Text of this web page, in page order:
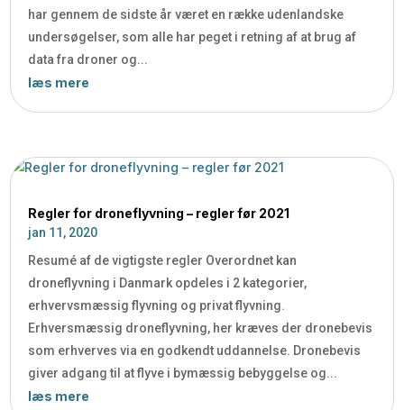
har gennem de sidste år været en række udenlandske
undersøgelser, som alle har peget i retning af at brug af
data fra droner og...
læs mere
Regler for droneflyvning – regler før 2021
jan 11, 2020
Resumé af de vigtigste regler Overordnet kan
droneflyvning i Danmark opdeles i 2 kategorier,
erhvervsmæssig flyvning og privat flyvning.
Erhversmæssig droneflyvning, her kræves der dronebevis
som erhverves via en godkendt uddannelse. Dronebevis
giver adgang til at flyve i bymæssig bebyggelse og...
læs mere